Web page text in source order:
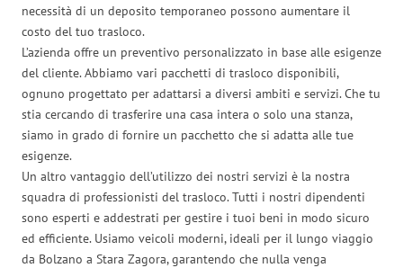
necessità di un deposito temporaneo possono aumentare il
costo del tuo trasloco.
L’azienda offre un preventivo personalizzato in base alle esigenze
del cliente. Abbiamo vari pacchetti di trasloco disponibili,
ognuno progettato per adattarsi a diversi ambiti e servizi. Che tu
stia cercando di trasferire una casa intera o solo una stanza,
siamo in grado di fornire un pacchetto che si adatta alle tue
esigenze.
Un altro vantaggio dell’utilizzo dei nostri servizi è la nostra
squadra di professionisti del trasloco. Tutti i nostri dipendenti
sono esperti e addestrati per gestire i tuoi beni in modo sicuro
ed efficiente. Usiamo veicoli moderni, ideali per il lungo viaggio
da Bolzano a Stara Zagora, garantendo che nulla venga